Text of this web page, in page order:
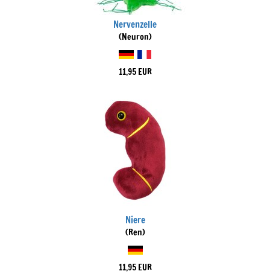
Nervenzelle
(Neuron)
11,95 EUR
Niere
(Ren)
11,95 EUR